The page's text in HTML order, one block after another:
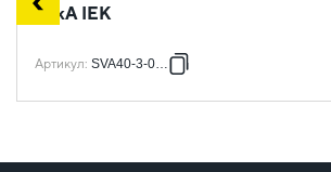
35кА IEK
Артикул: SVA40-3-0400